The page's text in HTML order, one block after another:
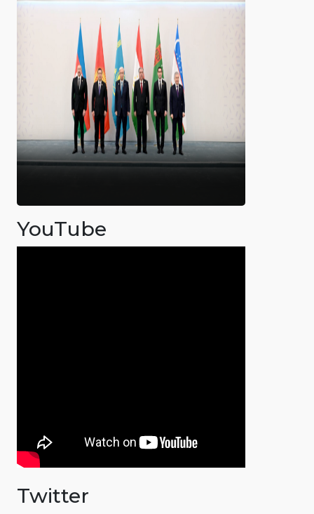
YouTube
Twitter